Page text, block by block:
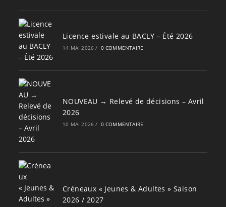
Licence estivale au BACLY – Été 2026
14 MAI 2026 / 0 COMMENTAIRE
NOUVEAU → Relevé de décisions – Avril
2026
10 MAI 2026 / 0 COMMENTAIRE
Créneaux « Jeunes & Adultes » Saison
2026 / 2027